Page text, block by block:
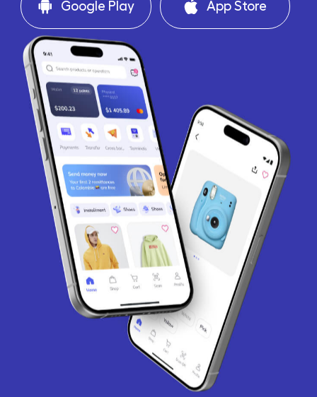
Google Play App Store